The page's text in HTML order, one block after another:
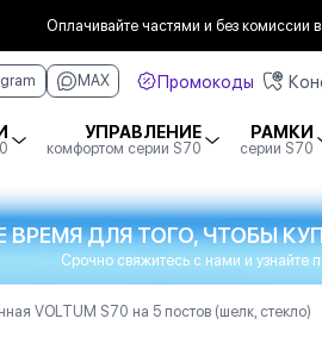
Оплачивайте частями и без комиссии
MAX Промокоды
УПРАВЛЕНИЕ
комфортом серии S70
РАМКИ
серии S70
ВРЕМЯ ДЛЯ ТОГО, ЧТОБЫ
Срочно свяжитесь с нами и узнайте
VOLTUM S70 на 5 постов (шелк, стекло)